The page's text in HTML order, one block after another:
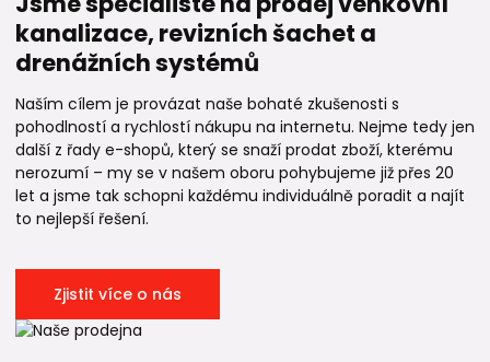
kanalizace, revizních šachet a
drenážních systémů
Naším cílem je provázat naše bohaté zkušenosti s
pohodlností a rychlostí nákupu na internetu. Nejme tedy jen
další z řady e-shopů, který se snaží prodat zboží, kterému
nerozumí – my se v našem oboru pohybujeme již přes 20
let a jsme tak schopni každému individuálně poradit a najít
to nejlepší řešení.
Zjistit více o nás